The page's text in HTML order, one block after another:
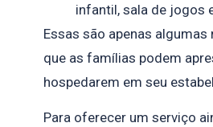
infantil, sala de jogos
Essas são apenas algumas
que as famílias podem
hospedarem em seu
Para oferecer um serviço